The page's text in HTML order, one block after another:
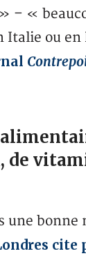
– «
Italie ou en
de
une bonne
cite